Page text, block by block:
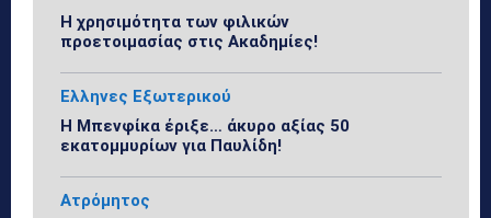
Η χρησιμότητα των φιλικών
προετοιμασίας στις Ακαδημίες!
Ελληνες Εξωτερικού
Η Μπενφίκα έριξε… άκυρο αξίας 50
εκατομμυρίων για Παυλίδη!
Ατρόμητος